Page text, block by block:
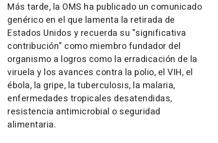
Más tarde, la OMS ha publicado un comunicado
genérico en el que lamenta la retirada de
Estados Unidos y recuerda su "significativa
contribución" como miembro fundador del
organismo a logros como la erradicación de la
viruela y los avances contra la polio, el VIH, el
ébola, la gripe, la tuberculosis, la malaria,
enfermedades tropicales desatendidas,
resistencia antimicrobial o seguridad
alimentaria.